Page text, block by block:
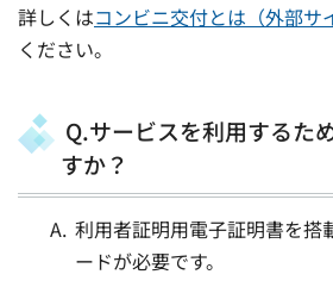
詳しくはコンビニ交付とは（外部サ
ください。
Q.サービスを利用するた
すか？
利用者証明用電子証明書を搭
ードが必要です。